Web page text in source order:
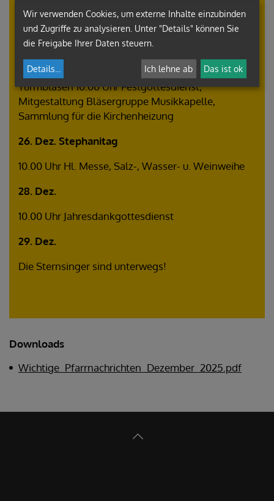
16.00 Uhr Krippenspiel, Familienmette,
Mitgestaltung Rieder-Zenz-Stoißer, Sammlung für
die Kirchenheizung
25. Dez. Christtag
Turmblasen 10.00 Uhr Festgottesdienst,
Mitgestaltung Bläsergruppe Musikkapelle,
Sammlung für die Kirchenheizung
26. Dez. Stephanitag
10.00 Uhr Hl. Messe, Salz-, Wasser- u. Weinweihe
28. Dez.
10.00 Uhr Jahresdankgottesdienst
29. Dez.
Die Sternsinger sind unterwegs!
Downloads
Wichtige_Pfarrnachrichten_Dezember_2025.pdf
Wir verwenden Cookies, um externe Inhalte einzubinden
und Zugriffe zu analysieren. Unter "Details" können Sie
die Freigabe Ihrer Daten steuern.
Details Ich lehne ab Das ist ok